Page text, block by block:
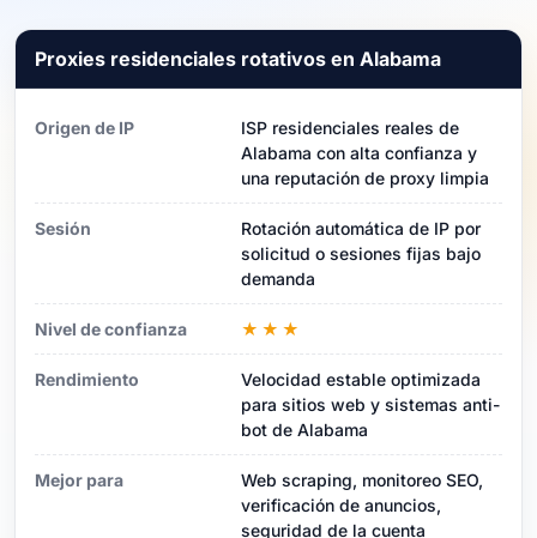
Proxies residenciales rotativos en Alabama
Origen de IP
ISP residenciales reales de
Alabama con alta confianza y
una reputación de proxy limpia
Sesión
Rotación automática de IP por
solicitud o sesiones fijas bajo
demanda
Nivel de confianza ★★★
Rendimiento
Velocidad estable optimizada
para sitios web y sistemas anti-
bot de Alabama
Mejor para
Web scraping, monitoreo SEO,
verificación de anuncios,
seguridad de la cuenta